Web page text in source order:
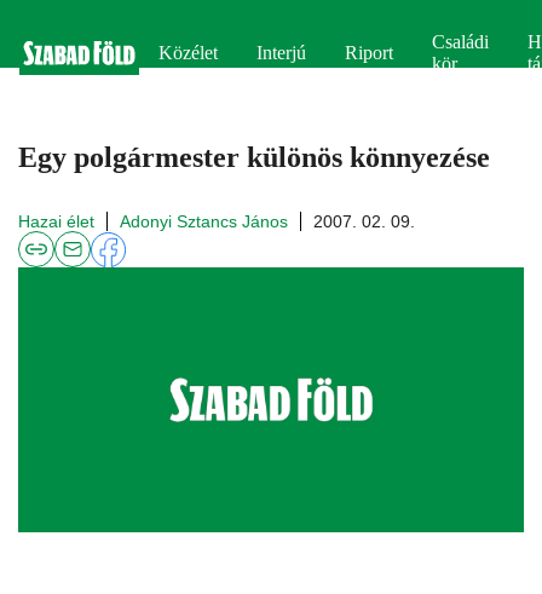
Közélet Interjú Riport
Családi
kör
Egy polgármester különös könnyezése
Hazai élet Adonyi Sztancs János 2007. 02. 09.